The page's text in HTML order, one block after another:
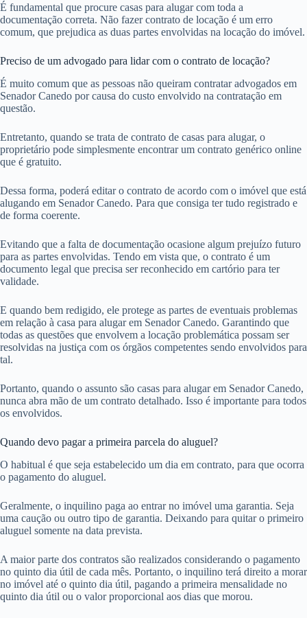
É fundamental que procure casas para alugar com toda a
documentação correta. Não fazer contrato de locação é um erro
comum, que prejudica as duas partes envolvidas na locação do imóvel.
Preciso de um advogado para lidar com o contrato de locação?
É muito comum que as pessoas não queiram contratar advogados em
Senador Canedo por causa do custo envolvido na contratação em
questão.
Entretanto, quando se trata de contrato de casas para alugar, o
proprietário pode simplesmente encontrar um contrato genérico online
que é gratuito.
Dessa forma, poderá editar o contrato de acordo com o imóvel que está
alugando em Senador Canedo. Para que consiga ter tudo registrado e
de forma coerente.
Evitando que a falta de documentação ocasione algum prejuízo futuro
para as partes envolvidas. Tendo em vista que, o contrato é um
documento legal que precisa ser reconhecido em cartório para ter
validade.
E quando bem redigido, ele protege as partes de eventuais problemas
em relação à casa para alugar em Senador Canedo. Garantindo que
todas as questões que envolvem a locação problemática possam ser
resolvidas na justiça com os órgãos competentes sendo envolvidos para
tal.
Portanto, quando o assunto são casas para alugar em Senador Canedo,
nunca abra mão de um contrato detalhado. Isso é importante para todos
os envolvidos.
Quando devo pagar a primeira parcela do aluguel?
O habitual é que seja estabelecido um dia em contrato, para que ocorra
o pagamento do aluguel.
Geralmente, o inquilino paga ao entrar no imóvel uma garantia. Seja
uma caução ou outro tipo de garantia. Deixando para quitar o primeiro
aluguel somente na data prevista.
A maior parte dos contratos são realizados considerando o pagamento
no quinto dia útil de cada mês. Portanto, o inquilino terá direito a morar
no imóvel até o quinto dia útil, pagando a primeira mensalidade no
quinto dia útil ou o valor proporcional aos dias que morou.